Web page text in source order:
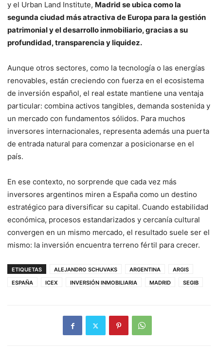
y el Urban Land Institute, Madrid se ubica como la
segunda ciudad más atractiva de Europa para la gestión
patrimonial y el desarrollo inmobiliario, gracias a su
profundidad, transparencia y liquidez.
Aunque otros sectores, como la tecnología o las energías
renovables, están creciendo con fuerza en el ecosistema
de inversión español, el real estate mantiene una ventaja
particular: combina activos tangibles, demanda sostenida y
un mercado con fundamentos sólidos. Para muchos
inversores internacionales, representa además una puerta
de entrada natural para comenzar a posicionarse en el
país.
En ese contexto, no sorprende que cada vez más
inversores argentinos miren a España como un destino
estratégico para diversificar su capital. Cuando estabilidad
económica, procesos estandarizados y cercanía cultural
convergen en un mismo mercado, el resultado suele ser el
mismo: la inversión encuentra terreno fértil para crecer.
ETIQUETAS ALEJANDRO SCHUVAKS ARGENTINA
ARGIS
ESPAÑA
ICEX INVERSIÓN INMOBILIARIA MADRID SEGIB